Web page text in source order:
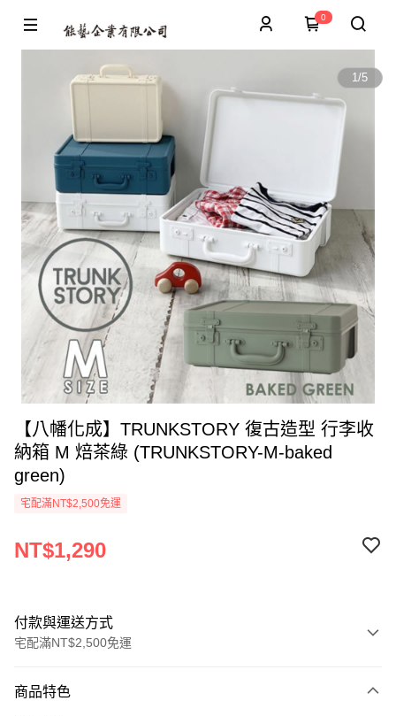
0
1/5
【八幡化成】TRUNKSTORY 復古造型 行李收
納箱 M 焙茶綠 (TRUNKSTORY-M-baked
green)
宅配滿NT$2,500免運
NT$1,290
付款與運送方式
宅配滿NT$2,500免運
信用卡一次付款
商品特色